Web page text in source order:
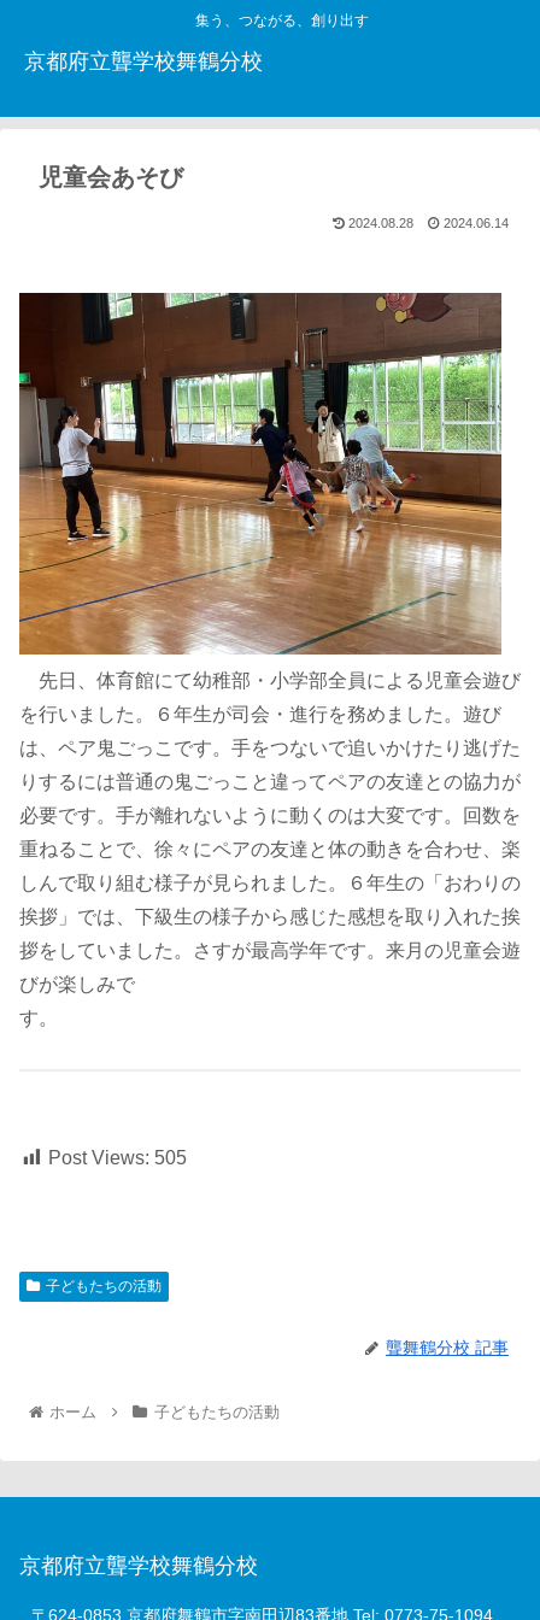
集う、つながる、創り出す
京都府立聾学校舞鶴分校
児童会あそび
2024.08.28 2024.06.14
先日、体育館にて幼稚部・小学部全員による児童会遊び
を行いました。６年生が司会・進行を務めました。遊び
は、ペア鬼ごっこです。手をつないで追いかけたり逃げた
りするには普通の鬼ごっこと違ってペアの友達との協力が
必要です。手が離れないように動くのは大変です。回数を
重ねることで、徐々にペアの友達と体の動きを合わせ、楽
しんで取り組む様子が見られました。６年生の「おわりの
挨拶」では、下級生の様子から感じた感想を取り入れた挨
拶をしていました。さすが最高学年です。来月の児童会遊
びが楽しみで
す。
Post Views: 505
子どもたちの活動
聾舞鶴分校 記事
ホーム 子どもたちの活動
京都府立聾学校舞鶴分校
〒624-0853 京都府舞鶴市字南田辺83番地 Tel: 0773-75-1094